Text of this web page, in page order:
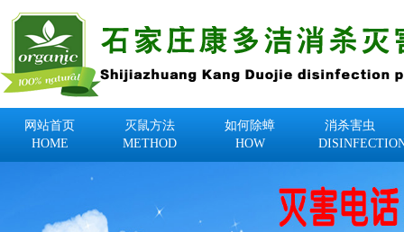
网站首页
HOME
灭鼠方法
METHOD
如何除蟑
HOW
消杀害虫